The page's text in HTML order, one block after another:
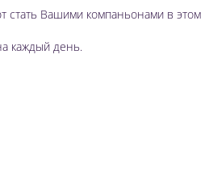
стать Вашими компаньонами в этом
каждый день.